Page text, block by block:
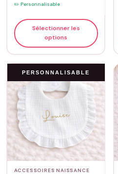
✏️ Personnalisable
Sélectionner les
options
PERSONNALISABLE
ACCESSOIRES NAISSANCE